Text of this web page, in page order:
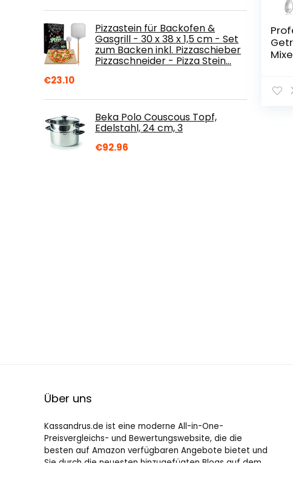
Pizzastein für Backofen &
Gasgrill - 30 x 38 x 1,5 cm - Set
zum Backen inkl. Pizzaschieber
Pizzaschneider - Pizza Stein…
€23.10
Beka Polo Couscous Topf,
Edelstahl, 24 cm, 3
€92.96
Über uns
Kassandrus.de ist eine moderne All-in-One-
Preisvergleichs- und Bewertungswebsite, die die
besten auf Amazon verfügbaren Angebote bietet und
Sie durch die neuesten hinzugefügten Blogs auf dem